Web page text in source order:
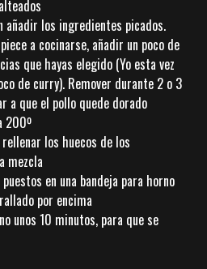
añadir los ingredientes picados.
a cocinarse, añadir un poco de
que hayas elegido (Yo esta vez
de curry). Remover durante 2 o 3
a que el pollo quede dorado
200º
los huecos de los
mezcla
en una bandeja para horno
por encima
unos 10 minutos, para que se